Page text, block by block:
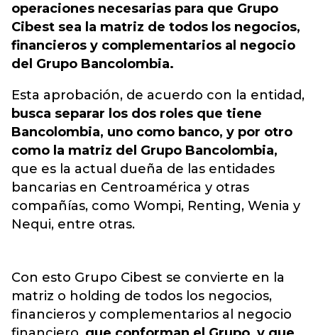
operaciones necesarias para que Grupo
Cibest sea la matriz de todos los negocios,
financieros y complementarios al negocio
del Grupo Bancolombia.
Esta aprobación, de acuerdo con la entidad,
busca separar los dos roles que tiene
Bancolombia, uno como banco, y por otro
como la matriz del Grupo Bancolombia,
que es la actual dueña de las entidades
bancarias en Centroamérica y otras
compañías, como Wompi, Renting, Wenia y
Nequi, entre otras.
Con esto Grupo Cibest se convierte en la
matriz o holding de todos los negocios,
financieros y complementarios al negocio